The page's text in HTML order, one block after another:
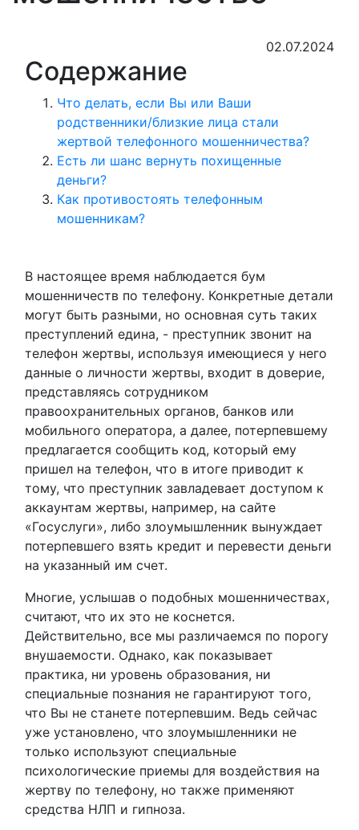
02.07.2024
Содержание
Что делать, если Вы или Ваши
родственники/близкие лица стали
жертвой телефонного мошенничества?
Есть ли шанс вернуть похищенные
деньги?
Как противостоять телефонным
мошенникам?
В настоящее время наблюдается бум
мошенничеств по телефону. Конкретные детали
могут быть разными, но основная суть таких
преступлений едина, - преступник звонит на
телефон жертвы, используя имеющиеся у него
данные о личности жертвы, входит в доверие,
представляясь сотрудником
правоохранительных органов, банков или
мобильного оператора, а далее, потерпевшему
предлагается сообщить код, который ему
пришел на телефон, что в итоге приводит к
тому, что преступник завладевает доступом к
аккаунтам жертвы, например, на сайте
«Госуслуги», либо злоумышленник вынуждает
потерпевшего взять кредит и перевести деньги
на указанный им счет.
Многие, услышав о подобных мошенничествах,
считают, что их это не коснется.
Действительно, все мы различаемся по порогу
внушаемости. Однако, как показывает
практика, ни уровень образования, ни
специальные познания не гарантируют того,
что Вы не станете потерпевшим. Ведь сейчас
уже установлено, что злоумышленники не
только используют специальные
психологические приемы для воздействия на
жертву по телефону, но также применяют
средства НЛП и гипноза.